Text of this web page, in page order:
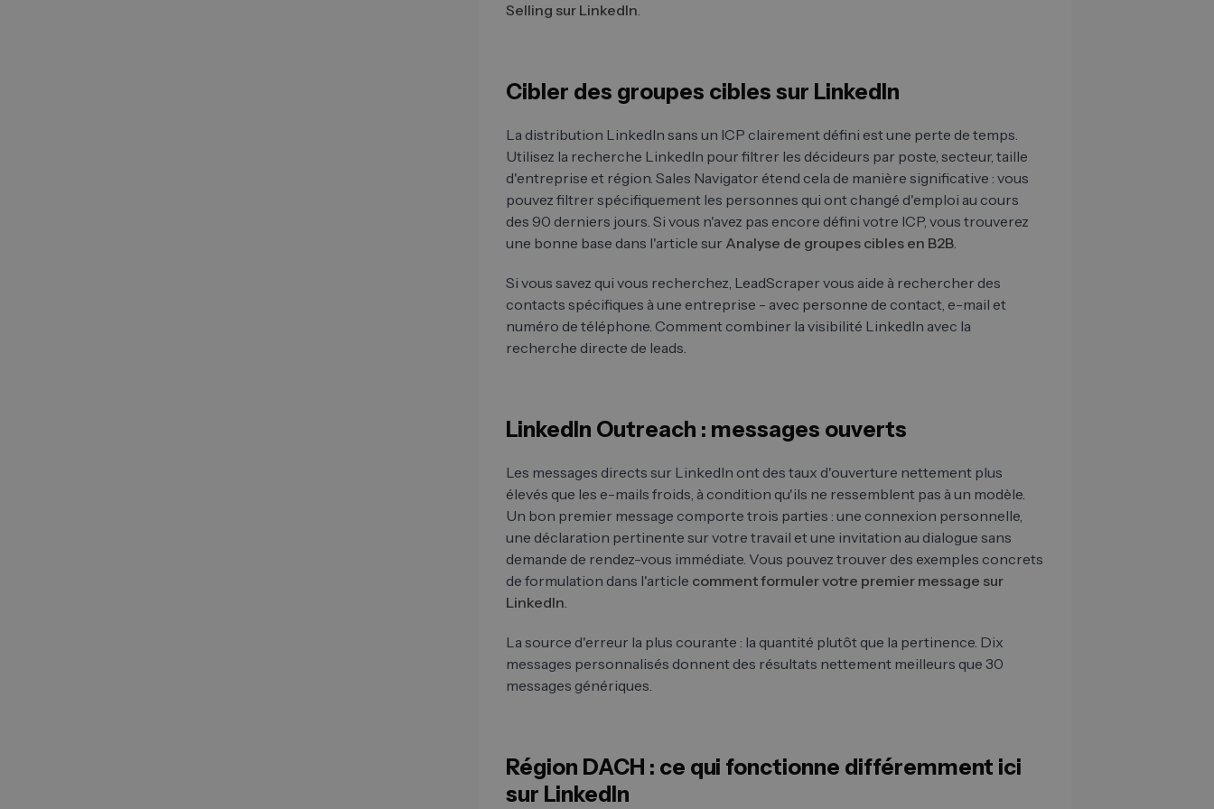
Selling sur LinkedIn.
Cibler des groupes cibles sur LinkedIn
La distribution LinkedIn sans un ICP clairement défini est une perte de temps.
Utilisez la recherche LinkedIn pour filtrer les décideurs par poste, secteur, taille
d'entreprise et région. Sales Navigator étend cela de manière significative : vous
pouvez filtrer spécifiquement les personnes qui ont changé d'emploi au cours
des 90 derniers jours. Si vous n'avez pas encore défini votre ICP, vous trouverez
une bonne base dans l'article sur Analyse de groupes cibles en B2B.
Si vous savez qui vous recherchez, LeadScraper vous aide à rechercher des
contacts spécifiques à une entreprise - avec personne de contact, e-mail et
numéro de téléphone. Comment combiner la visibilité LinkedIn avec la
recherche directe de leads.
LinkedIn Outreach : messages ouverts
Les messages directs sur LinkedIn ont des taux d'ouverture nettement plus
élevés que les e-mails froids, à condition qu'ils ne ressemblent pas à un modèle.
Un bon premier message comporte trois parties : une connexion personnelle,
une déclaration pertinente sur votre travail et une invitation au dialogue sans
demande de rendez-vous immédiate. Vous pouvez trouver des exemples concrets
de formulation dans l'article comment formuler votre premier message sur
LinkedIn.
La source d'erreur la plus courante : la quantité plutôt que la pertinence. Dix
messages personnalisés donnent des résultats nettement meilleurs que 30
messages génériques.
Région DACH : ce qui fonctionne différemment ici
sur LinkedIn